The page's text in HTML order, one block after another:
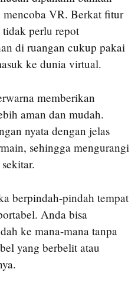
mencoba VR. Berkat fitur
perlu repot
di ruangan cukup pakai
ke dunia virtual.
memberikan
aman dan mudah.
nyata dengan jelas
sehingga mengurangi
berpindah-pindah tempat
Anda bisa
ke mana-mana tanpa
yang berbelit atau